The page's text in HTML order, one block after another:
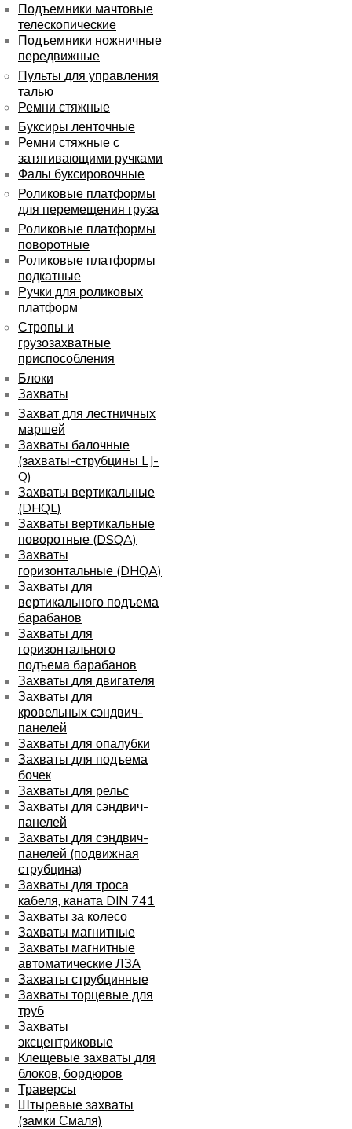
Подъемники мачтовые
телескопические
Подъемники ножничные
передвижные
Пульты для управления
талью
Ремни стяжные
Буксиры ленточные
Ремни стяжные с
затягивающими ручками
Фалы буксировочные
Роликовые платформы
для перемещения груза
Роликовые платформы
поворотные
Роликовые платформы
подкатные
Ручки для роликовых
платформ
Стропы и
грузозахватные
приспособления
Блоки
Захваты
Захват для лестничных
маршей
Захваты балочные
(захваты-струбцины LJ-
Q)
Захваты вертикальные
(DHQL)
Захваты вертикальные
поворотные (DSQA)
Захваты
горизонтальные (DHQA)
Захваты для
вертикального подъема
барабанов
Захваты для
горизонтального
подъема барабанов
Захваты для двигателя
Захваты для
кровельных сэндвич-
панелей
Захваты для опалубки
Захваты для подъема
бочек
Захваты для рельс
Захваты для сэндвич-
панелей
Захваты для сэндвич-
панелей (подвижная
струбцина)
Захваты для троса,
кабеля, каната DIN 741
Захваты за колесо
Захваты магнитные
Захваты магнитные
автоматические ЛЗА
Захваты струбцинные
Захваты торцевые для
труб
Захваты
эксцентриковые
Клещевые захваты для
блоков, бордюров
Траверсы
Штыревые захваты
(замки Смаля)